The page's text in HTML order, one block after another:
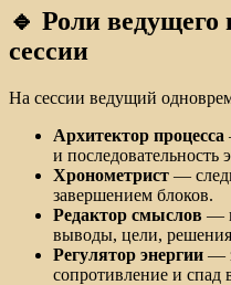
🔹 Роли ведущего
сессии
На сессии ведущий
Архитектор процесса
и последовательность
Хронометрист —
завершением блоков.
Редактор смыслов —
выводы, цели,
Регулятор энергии —
сопротивление и спад